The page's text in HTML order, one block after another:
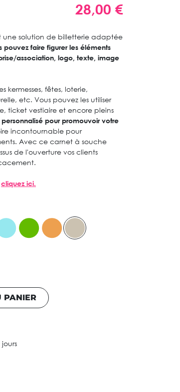
28,00 €
une solution de billetterie adaptée
pouvez faire figurer les éléments
association, logo, texte, image
kermesses, fêtes, loterie,
etc. Vous pouvez les utiliser
ticket vestiaire et encore pleins
pour promouvoir votre
incontournable pour
Avec ce carnet à souche
de l'ouverture vos clients
cliquez ici.
PANIER